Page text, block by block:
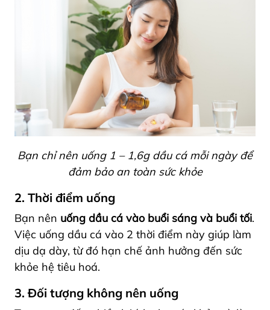
Bạn chỉ nên uống 1 – 1,6g dầu cá mỗi ngày để
đảm bảo an toàn sức khỏe
2. Thời điểm uống
Bạn nên uống dầu cá vào buổi sáng và buổi tối.
Việc uống dầu cá vào 2 thời điểm này giúp làm
dịu dạ dày, từ đó hạn chế ảnh hưởng đến sức
khỏe hệ tiêu hoá.
3. Đối tượng không nên uống